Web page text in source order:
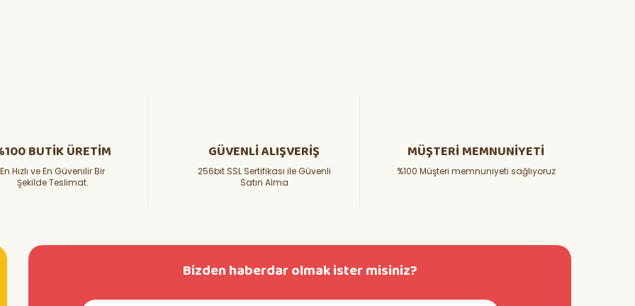
BUTİK ÜRETİM
En Hızlı ve En Güvenilir Bir
Şekilde Teslimat.
GÜVENLİ ALIŞVERİŞ
256bit SSL Sertifikası ile Güvenli
Satın Alma
MÜŞTERİ MEMNUNİYETİ
%100 Müşteri memnuniyeti sağlıyoruz
Bizden haberdar olmak ister misiniz?